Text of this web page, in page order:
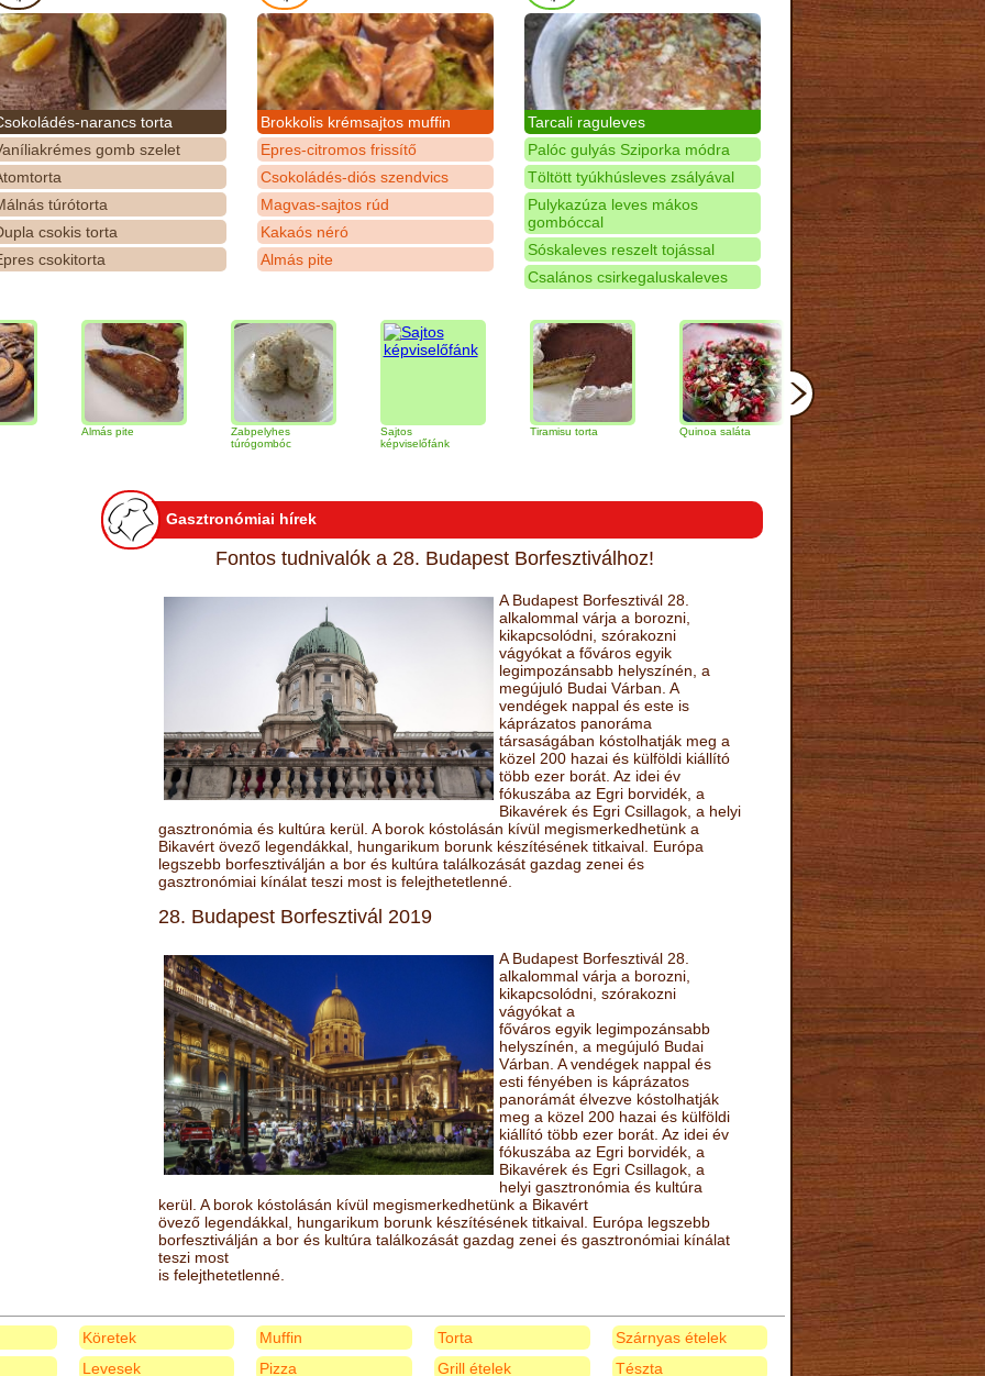
narancs torta
gomb szelet
túrótorta
csokis torta
csokitorta
Brokkolis krémsajtos muffin
Epres-citromos frissítő
Csokoládés-diós szendvics
Magvas-sajtos rúd
Kakaós néró
Almás pite
Tarcali raguleves
Palóc gulyás Sziporka módra
Töltött tyúkhúsleves zsályával
Pulykazúza leves mákos
gombóccal
Sóskaleves reszelt tojással
Csalános csirkegaluskaleves
Zabpelyhes
túrógombóc
képviselőfánk
Tiramisu torta Quinoa saláta Mandulás kifli
narancs
Gasztronómiai hírek
Fontos tudnivalók a 28. Budapest Borfesztiválhoz!
A Budapest Borfesztivál 28.
alkalommal várja a borozni,
kikapcsolódni, szórakozni
vágyókat a főváros egyik
legimpozánsabb helyszínén, a
megújuló Budai Várban. A
vendégek nappal és este is
káprázatos panoráma
társaságában kóstolhatják meg a
közel 200 hazai és külföldi kiállító
több ezer borát. Az idei év
fókuszába az Egri borvidék, a
Bikavérek és Egri Csillagok, a helyi
gasztronómia és kultúra kerül. A borok kóstolásán kívül megismerkedhetünk a
Bikavért övező legendákkal, hungarikum borunk készítésének titkaival. Európa
legszebb borfesztiválján a bor és kultúra találkozását gazdag zenei és
gasztronómiai kínálat teszi most is felejthetetlenné.
28. Budapest Borfesztivál 2019
A Budapest Borfesztivál 28.
alkalommal várja a borozni,
kikapcsolódni, szórakozni
vágyókat a
főváros egyik legimpozánsabb
helyszínén, a megújuló Budai
Várban. A vendégek nappal és
esti fényében is káprázatos
panorámát élvezve kóstolhatják
meg a közel 200 hazai és külföldi
kiállító több ezer borát. Az idei év
fókuszába az Egri borvidék, a
Bikavérek és Egri Csillagok, a
helyi gasztronómia és kultúra
kerül. A borok kóstolásán kívül megismerkedhetünk a Bikavért
övező legendákkal, hungarikum borunk készítésének titkaival. Európa legszebb
borfesztiválján a bor és kultúra találkozását gazdag zenei és gasztronómiai kínálat
teszi most
is felejthetetlenné.
Köretek
Levesek
Muffin
Pizza
Torta
Grill ételek
Szárnyas ételek
Tészta